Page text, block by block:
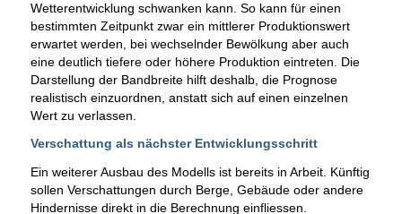
Wetterentwicklung schwanken kann. So kann für einen
bestimmten Zeitpunkt zwar ein mittlerer Produktionswert
erwartet werden, bei wechselnder Bewölkung aber auch
eine deutlich tiefere oder höhere Produktion eintreten. Die
Darstellung der Bandbreite hilft deshalb, die Prognose
realistisch einzuordnen, anstatt sich auf einen einzelnen
Wert zu verlassen.
Verschattung als nächster Entwicklungsschritt
Ein weiterer Ausbau des Modells ist bereits in Arbeit. Künftig
sollen Verschattungen durch Berge, Gebäude oder andere
Hindernisse direkt in die Berechnung einfliessen.